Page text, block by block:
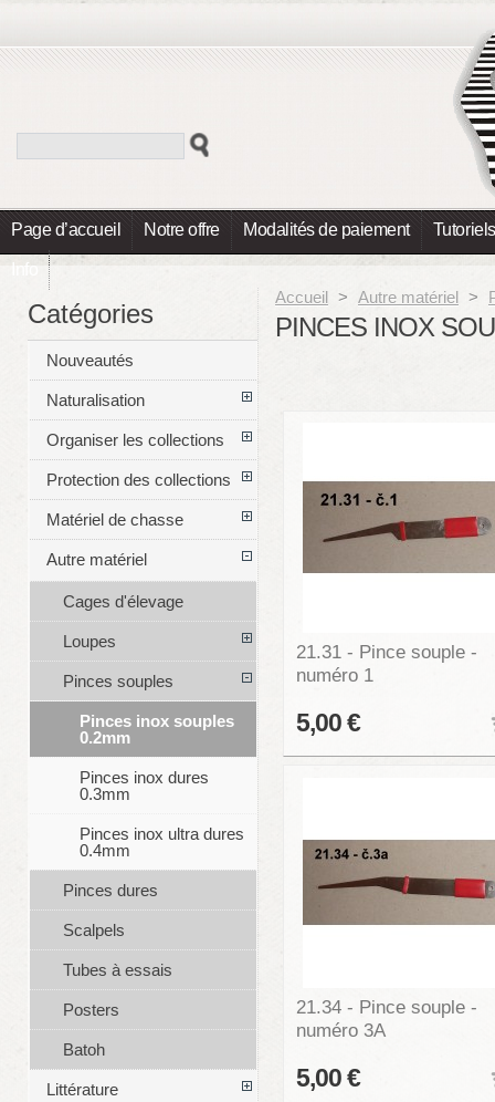
Page d’accueil Notre offre Modalités de paiement Tutoriels
Info
Accueil > Autre matériel >
PINCES INOX
21.31 - Pince souple -
numéro 1
5,00 €
21.34 - Pince souple -
numéro 3A
5,00 €
Catégories
Nouveautés
Naturalisation
Organiser les collections
Protection des collections
Matériel de chasse
Autre matériel
Cages d'élevage
Loupes
Pinces souples
Pinces inox souples
0.2mm
Pinces inox dures
0.3mm
Pinces inox ultra dures
0.4mm
Pinces dures
Scalpels
Tubes à essais
Posters
Batoh
Littérature